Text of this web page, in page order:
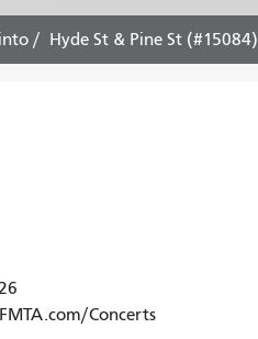
Hyde St & Pine St (#15084)
Concerts